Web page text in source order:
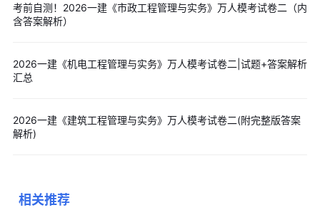
考前自测！2026一建《市政工程管理与实务》万人模考试卷二（内
含答案解析）
2026一建《机电工程管理与实务》万人模考试卷二|试题+答案解析
汇总
2026一建《建筑工程管理与实务》万人模考试卷二(附完整版答案
解析)
相关推荐